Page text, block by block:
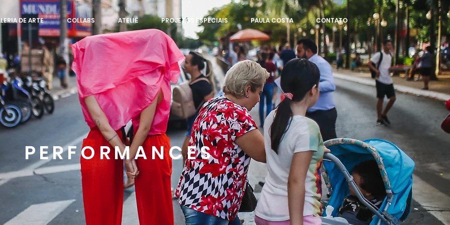
DE ARTE COLLABS ATELIÊ PROJETOS ESPECIAIS PAULA COSTA CONTATO
PERFORMANCES